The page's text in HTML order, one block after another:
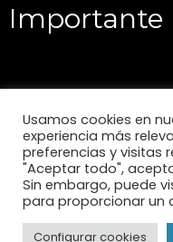
Importante
Usamos cookies en
experiencia más
preferencias y visitas
"Aceptar todo",
Sin embargo, puede
para proporcionar un
Configurar cookies